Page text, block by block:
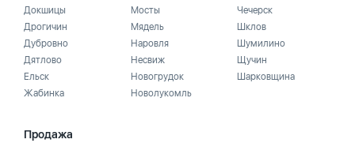
Докшицы
Дрогичин
Дубровно
Дятлово
Ельск
Жабинка
Мосты
Мядель
Наровля
Несвиж
Новогрудок
Новолукомль
Чечерск
Шклов
Шумилино
Щучин
Шарковщина
Продажа